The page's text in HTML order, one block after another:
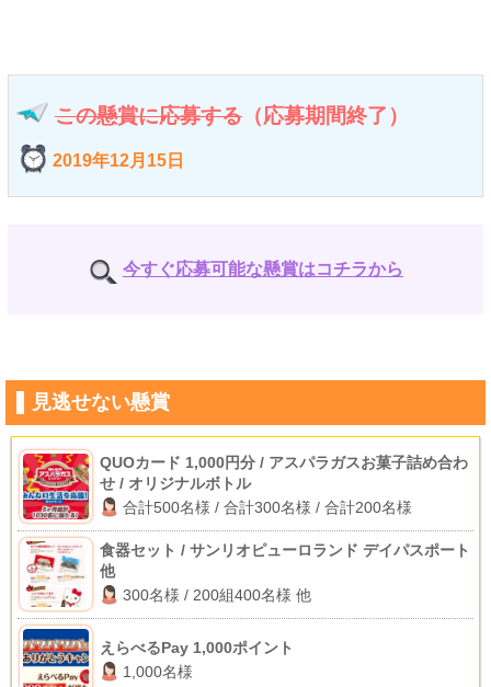
この懸賞に応募する （応募期間終了）
2019年12月15日
今すぐ応募可能な懸賞はコチラから
見逃せない懸賞
QUOカード 1,000円分 / アスパラガスお菓子詰め合わ
せ / オリジナルボトル
合計500名様 / 合計300名様 / 合計200名様
食器セット / サンリオピューロランド デイパスポート
他
300名様 / 200組400名様 他
えらべるPay 1,000ポイント
1,000名様